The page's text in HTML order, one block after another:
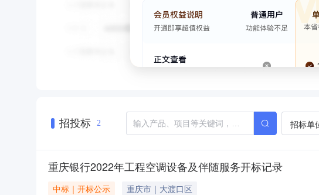
招投标 2 招标单
重庆银行2022年工程空调设备及伴随服务开标记录
中标｜开标公示
重庆市｜大渡口区